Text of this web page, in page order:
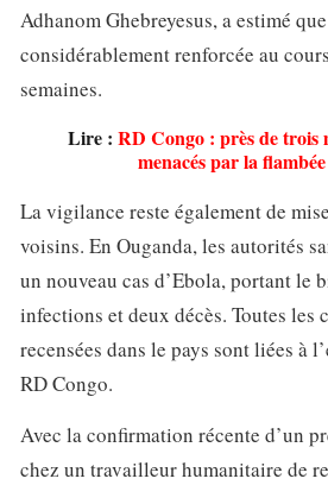
Adhanom Ghebreyesus, a estimé
considérablement renforcée au
semaines.
Lire : RD Congo : près de trois
menacés par la
La vigilance reste également de
voisins. En Ouganda, les autorités
un nouveau cas d’Ebola, portant le
infections et deux décès. Toutes les
recensées dans le pays sont liées à
RD Congo.
Avec la confirmation récente d’un
chez un travailleur humanitaire de